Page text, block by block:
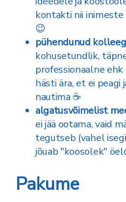
kontakti nii
😉
pühendunud
kohusetundlik,
professionaalne
hästi ära, et ei peagi
nautima ☕
algatusvõimelist
ei jää ootama, vaid
tegutseb (vahel
jõuab "koosolek"
Pakume